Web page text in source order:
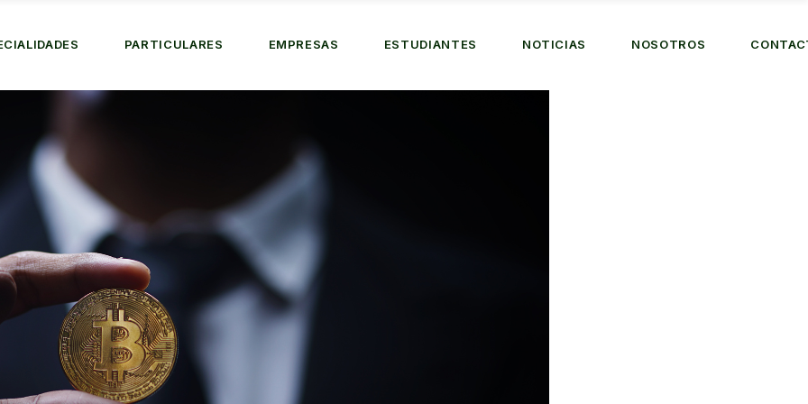
PARTICULARES EMPRESAS ESTUDIANTES NOTICIAS NOSOTROS